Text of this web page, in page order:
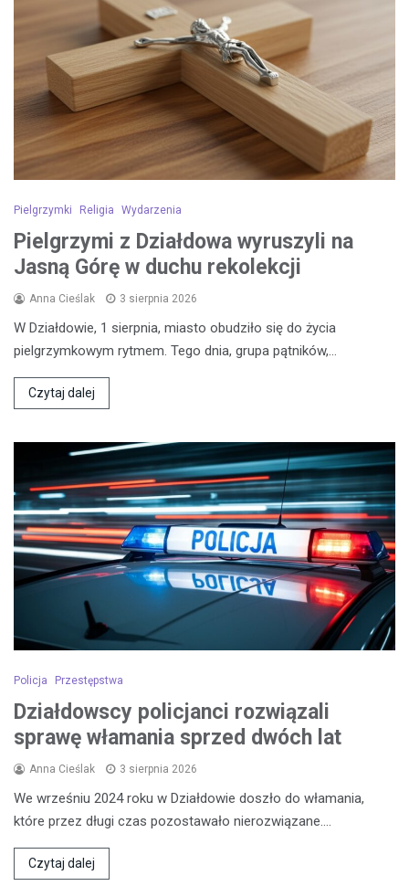
Pielgrzymki Religia Wydarzenia
Pielgrzymi z Działdowa wyruszyli na
Jasną Górę w duchu rekolekcji
Anna Cieślak 3 sierpnia 2026
W Działdowie, 1 sierpnia, miasto obudziło się do życia
pielgrzymkowym rytmem. Tego dnia, grupa pątników,…
Czytaj dalej
Policja Przestępstwa
Działdowscy policjanci rozwiązali
sprawę włamania sprzed dwóch lat
Anna Cieślak 3 sierpnia 2026
We wrześniu 2024 roku w Działdowie doszło do włamania,
które przez długi czas pozostawało nierozwiązane.…
Czytaj dalej